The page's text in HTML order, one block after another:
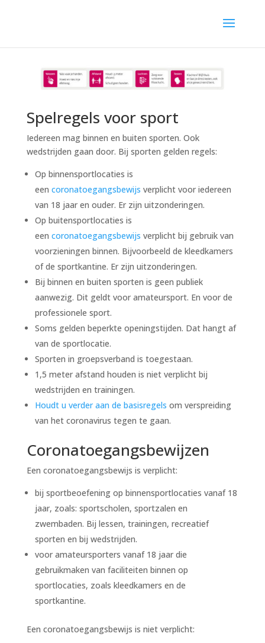
Spelregels voor sport
Iedereen mag binnen en buiten sporten. Ook
wedstrijden gaan door. Bij sporten gelden regels:
Op binnensportlocaties is
een coronatoegangsbewijs verplicht voor iedereen
van 18 jaar en ouder. Er zijn uitzonderingen.
Op buitensportlocaties is
een coronatoegangsbewijs verplicht bij gebruik van
voorzieningen binnen. Bijvoorbeeld de kleedkamers
of de sportkantine. Er zijn uitzonderingen.
Bij binnen en buiten sporten is geen publiek
aanwezig. Dit geldt voor amateursport. En voor de
professionele sport.
Soms gelden beperkte openingstijden. Dat hangt af
van de sportlocatie.
Sporten in groepsverband is toegestaan.
1,5 meter afstand houden is niet verplicht bij
wedstrijden en trainingen.
Houdt u verder aan de basisregels om verspreiding
van het coronavirus tegen te gaan.
Coronatoegangsbewijzen
Een coronatoegangsbewijs is verplicht:
bij sportbeoefening op binnensportlocaties vanaf 18
jaar, zoals: sportscholen, sportzalen en
zwembaden. Bij lessen, trainingen, recreatief
sporten en bij wedstrijden.
voor amateursporters vanaf 18 jaar die
gebruikmaken van faciliteiten binnen op
sportlocaties, zoals kleedkamers en de
sportkantine.
Een coronatoegangsbewijs is niet verplicht: